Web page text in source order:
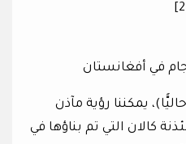
يمكننا رؤية مآذن
كالان التي تم بناؤها في